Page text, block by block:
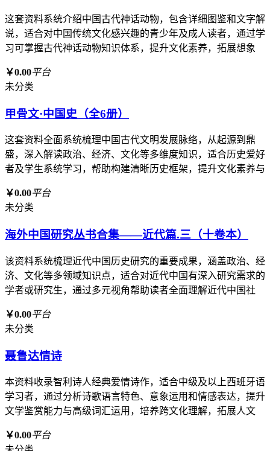
这套资料系统介绍中国古代神话动物，包含详细图鉴和文字解
说，适合对中国传统文化感兴趣的青少年及成人读者，通过学
习可掌握古代神话动物知识体系，提升文化素养，拓展想象
￥0.00平台
未分类
甲骨文·中国史（全6册）
这套资料全面系统梳理中国古代文明发展脉络，从起源到鼎
盛，深入解读政治、经济、文化等多维度知识，适合历史爱好
者及学生系统学习，帮助构建清晰历史框架，提升文化素养与
￥0.00平台
未分类
海外中国研究丛书合集——近代篇.三（十卷本）
该资料系统梳理近代中国历史研究的重要成果，涵盖政治、经
济、文化等多领域知识点，适合对近代中国有深入研究需求的
学者或研究生，通过多元视角帮助读者全面理解近代中国社
￥0.00平台
未分类
聂鲁达情诗
本资料收录智利诗人经典爱情诗作，适合中级及以上西班牙语
学习者，通过分析诗歌语言特色、意象运用和情感表达，提升
文学鉴赏能力与高级词汇运用，培养跨文化理解，拓展人文
￥0.00平台